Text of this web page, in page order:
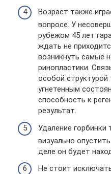
Возраст также
вопросе. У
рубежом 45 лет
ждать не
возникнуть самые
ринопластики.
особой структурой
угнетенным
способность к
результат.
Удаление
визуально
деле он будет
Не стоит